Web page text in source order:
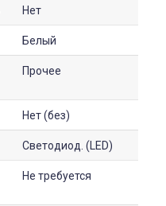
Нет
Белый
Прочее
Нет (без)
Светодиод. (LED)
Не требуется